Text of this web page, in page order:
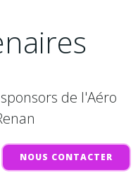
de l'Aéro
NOUS CONTACTER